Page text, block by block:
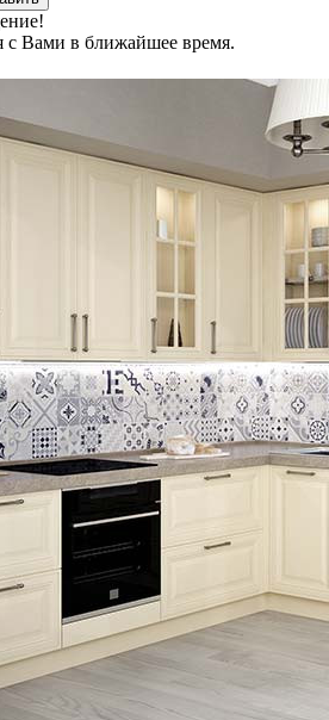
с Вами в ближайшее время.